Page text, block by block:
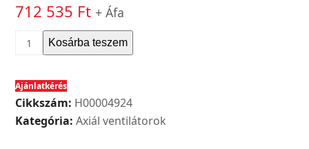
712 535 Ft + Áfa
Helios
HRFW
400
A
tip.
Kosárba teszem
Ajánlatkérés
Cikkszám: H00004924
Kategória: Axiál ventilátorok